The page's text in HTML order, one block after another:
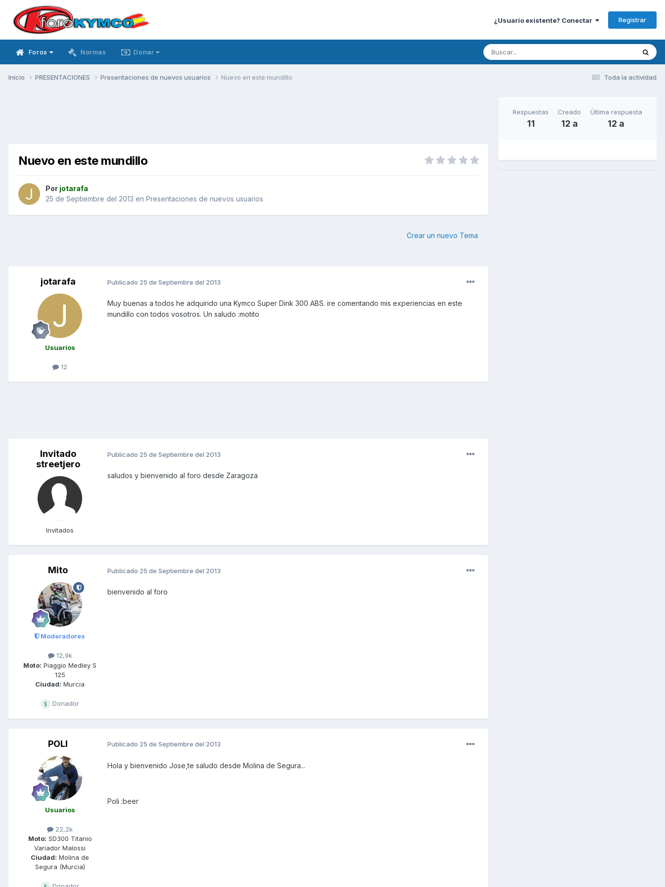
¿Usuario existente? Conectar Registrar
Foros Normas Donar
Toda la actividad
Inicio PRESENTACIONES Presentaciones de nuevos usuarios Nuevo en este mundillo
Nuevo en este mundillo
Por jotarafa
25 de Septiembre del 2013 en Presentaciones de nuevos usuarios
Crear un nuevo Tema
jotarafa
Usuarios
12
Publicado 25 de Septiembre del 2013
Muy buenas a todos he adquirido una Kymco Super Dink 300 ABS. ire comentando mis experiencias en este
mundillo con todos vosotros. Un saludo :motito
Invitado
streetjero
Invitados
Publicado 25 de Septiembre del 2013
saludos y bienvenido al foro desde Zaragoza
Mito
Moderadores
12,9k
Moto: Piaggio Medley S
125
Ciudad: Murcia
Donador
Publicado 25 de Septiembre del 2013
bienvenido al foro
POLI
Usuarios
22,2k
Moto: SD300 Titanio
Variador Malossi
Ciudad: Molina de
Segura (Murcia)
Publicado 25 de Septiembre del 2013
Hola y bienvenido Jose,te saludo desde Molina de Segura...
Poli :beer
Respuestas
11
Creado
12 a
Última respuesta
12 a